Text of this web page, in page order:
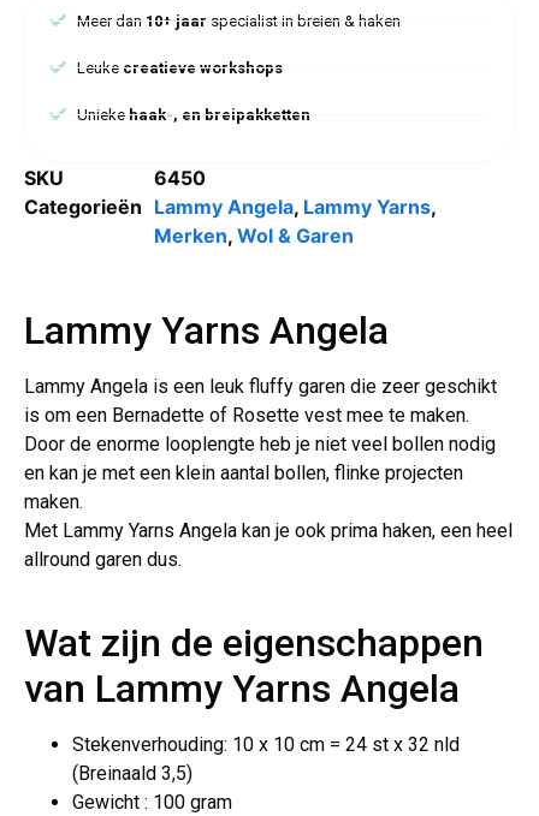
Meer dan 10+ jaar specialist in breien & haken
Leuke creatieve workshops
Uniekehaak-, en breipakketten
SKU
6450
Categorieën Lammy Angela, Lammy Yarns,
Merken, Wol & Garen
Lammy Yarns Angela
Lammy Angela is een leuk fluffy garen die zeer geschikt
is om een Bernadette of Rosette vest mee te maken.
Door de enorme looplengte heb je niet veel bollen nodig
en kan je met een klein aantal bollen, flinke projecten
maken.
Met Lammy Yarns Angela kan je ook prima haken, een heel
allround garen dus.
Wat zijn de eigenschappen
van Lammy Yarns Angela
Stekenverhouding: 10 x 10 cm = 24 st x 32 nld
(Breinaald 3,5)
Gewicht : 100 gram